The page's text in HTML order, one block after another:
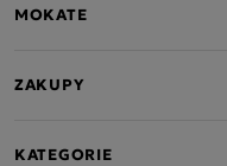
MOKATE
ZAKUPY
KATEGORIE